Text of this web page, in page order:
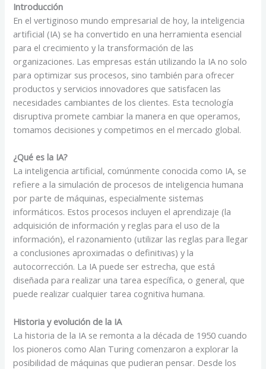
Introducción
En el vertiginoso mundo empresarial de hoy, la inteligencia
artificial (IA) se ha convertido en una herramienta esencial
para el crecimiento y la transformación de las
organizaciones. Las empresas están utilizando la IA no solo
para optimizar sus procesos, sino también para ofrecer
productos y servicios innovadores que satisfacen las
necesidades cambiantes de los clientes. Esta tecnología
disruptiva promete cambiar la manera en que operamos,
tomamos decisiones y competimos en el mercado global.
¿Qué es la IA?
La inteligencia artificial, comúnmente conocida como IA, se
refiere a la simulación de procesos de inteligencia humana
por parte de máquinas, especialmente sistemas
informáticos. Estos procesos incluyen el aprendizaje (la
adquisición de información y reglas para el uso de la
información), el razonamiento (utilizar las reglas para llegar
a conclusiones aproximadas o definitivas) y la
autocorrección. La IA puede ser estrecha, que está
diseñada para realizar una tarea específica, o general, que
puede realizar cualquier tarea cognitiva humana.
Historia y evolución de la IA
La historia de la IA se remonta a la década de 1950 cuando
los pioneros como Alan Turing comenzaron a explorar la
posibilidad de máquinas que pudieran pensar. Desde los